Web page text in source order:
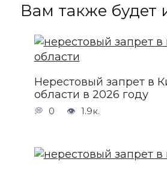
Вам также будет
Нерестовый запрет в
области в 2026 году
0 1.9к.